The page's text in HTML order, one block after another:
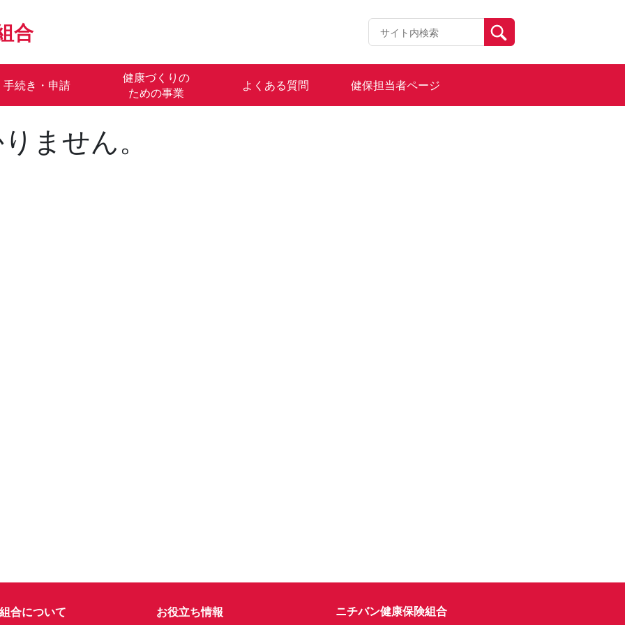
合
手続き・申請
健康づくりの
ための事業
よくある質問 健保担当者ページ
ません。
合について お役立ち情報 ニチバン健康保険組合